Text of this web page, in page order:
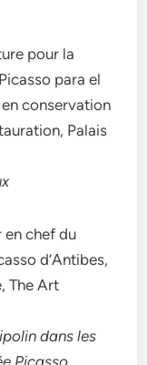
pour la
para el
conservation
Palais
en chef du
d’Antibes,
The Art
dans les